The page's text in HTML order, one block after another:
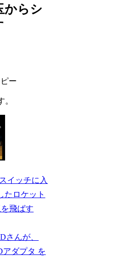
からシ
ー
。
イッチに入
たロケット
飛ばす
さんが、
アダプタ を